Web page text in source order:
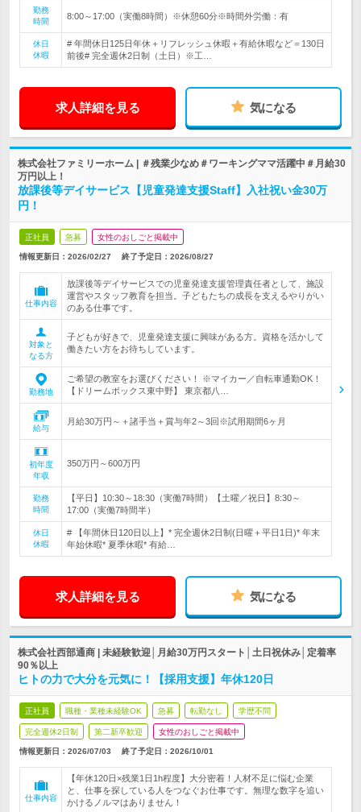
勤務
時間
8:00～17:00（実働8時間）※休憩60分※時間外労働：有
休日
休暇
# 年間休日125日年休＋リフレッシュ休暇＋有給休暇など＝130日
前後# 完全週休2日制（土日）※工…
求人詳細を見る 気になる
株式会社ファミリーホーム | ＃残業少なめ＃ワーキングママ活躍中＃月給30
万円以上！
放課後等デイサービス【児童発達支援Staff】入社祝い金30万
円！
正社員 急募 女性のおしごと掲載中
情報更新日：2026/02/27 終了予定日： 2026/08/27
仕事内容
放課後等デイサービスでの児童発達支援管理責任者として、施設
運営やスタッフ教育を担当。子どもたちの成長を支えるやりがい
のある仕事です。
対象と
なる方
子どもが好きで、児童発達支援に興味がある方。資格を活かして
働きたい方をお待ちしています。
勤務地
ご希望の教室をお選びください！ ※マイカー／自転車通勤OK！
【ドリームボックス東中野】 東京都八…
給与
月給30万円～＋諸手当＋賞与年2～3回※試用期間6ヶ月
初年度
年収
350万円～600万円
勤務
時間
【平日】10:30～18:30（実働7時間）【土曜／祝日】8:30～
17:00（実働7時間半）
休日
休暇
# 【年間休日120日以上】* 完全週休2日制(日曜＋平日1日)* 年末
年始休暇* 夏季休暇* 有給…
求人詳細を見る 気になる
株式会社西部通商 | 未経験歓迎│月給30万円スタート│土日祝休み│定着率
90％以上
ヒトの力で大分を元気に！【採用支援】年休120日
正社員 職種・業種未経験OK 急募 転勤なし 学歴不問
完全週休2日制 第二新卒歓迎 女性のおしごと掲載中
情報更新日：2026/07/03 終了予定日： 2026/10/01
仕事内容
【年休120日×残業1日1h程度】大分密着！人材不足に悩む企業
と、仕事を探している人をつなぐお仕事です。無理な数字を追い
かけるノルマはありません！